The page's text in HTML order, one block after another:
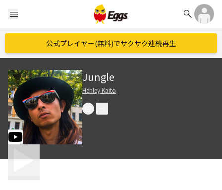
menu search
公式プレイヤー(無料)でサクサク連続再生
Jungle
Henley Kaito